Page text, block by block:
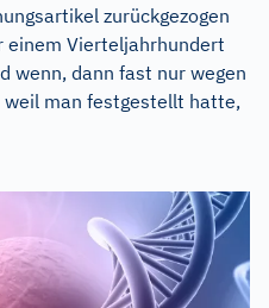
zurückgezogen
einem Vierteljahrhundert
wenn, dann fast nur wegen
man festgestellt hatte,